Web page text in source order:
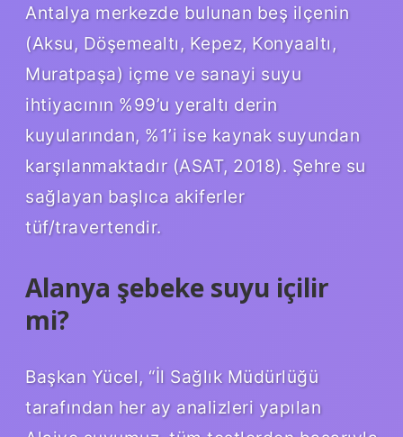
Antalya merkezde bulunan beş ilçenin
(Aksu, Döşemealtı, Kepez, Konyaaltı,
Muratpaşa) içme ve sanayi suyu
ihtiyacının %99’u yeraltı derin
kuyularından, %1’i ise kaynak suyundan
karşılanmaktadır (ASAT, 2018). Şehre su
sağlayan başlıca akiferler
tüf/travertendir.
Alanya şebeke suyu içilir
mi?
Başkan Yücel, “İl Sağlık Müdürlüğü
tarafından her ay analizleri yapılan